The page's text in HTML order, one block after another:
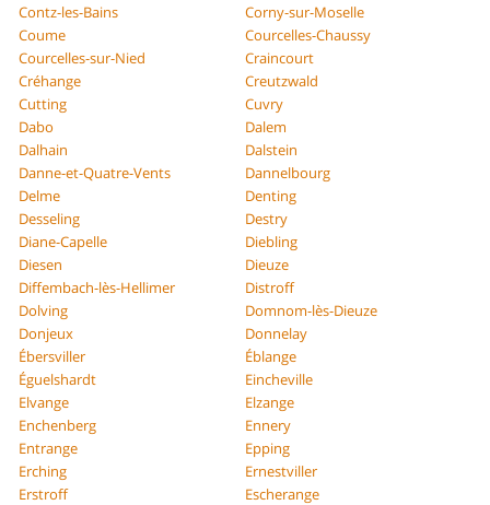
Contz-les-Bains
Corny-sur-Moselle
Coume
Courcelles-Chaussy
Courcelles-sur-Nied
Craincourt
Créhange
Creutzwald
Cutting
Cuvry
Dabo
Dalem
Dalhain
Dalstein
Danne-et-Quatre-Vents
Dannelbourg
Delme
Denting
Desseling
Destry
Diane-Capelle
Diebling
Diesen
Dieuze
Diffembach-lès-Hellimer
Distroff
Dolving
Domnom-lès-Dieuze
Donjeux
Donnelay
Ébersviller
Éblange
Éguelshardt
Eincheville
Elvange
Elzange
Enchenberg
Ennery
Entrange
Epping
Erching
Ernestviller
Erstroff
Escherange